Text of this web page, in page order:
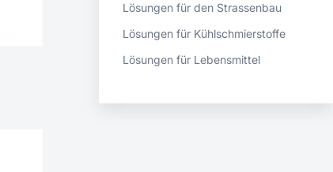
Lösungen für den Strassenbau
Lösungen für Kühlschmierstoffe
Lösungen für Lebensmittel